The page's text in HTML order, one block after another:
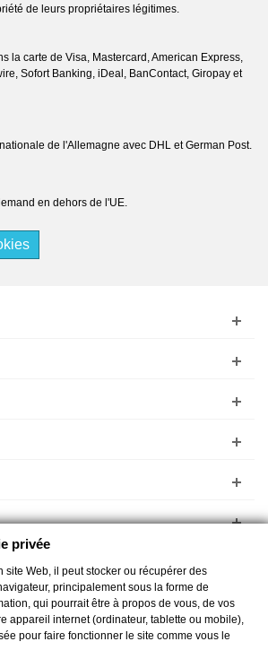
de leurs propriétaires légitimes.
la carte de Visa, Mastercard, American Express,
Sofort Banking, iDeal, BanContact, Giropay et
de l'Allemagne avec DHL et German Post.
en dehors de l'UE.
Export - Fils gradient - © by
zimmer-media-office
Passer à la version desktop
privée
site Web, il peut stocker ou récupérer des
principalement sous la forme de
qui pourrait être à propos de vous, de vos
appareil internet (ordinateur, tablette ou mobile),
pour faire fonctionner le site comme vous le